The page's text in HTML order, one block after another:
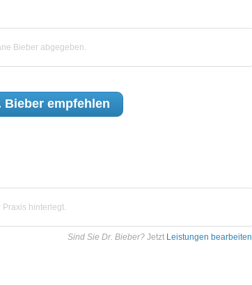
Bieber abgegeben.
Bieber empfehlen
Praxis hinterlegt.
Sind Sie Dr. Bieber? Jetzt Leistungen bearbeiten